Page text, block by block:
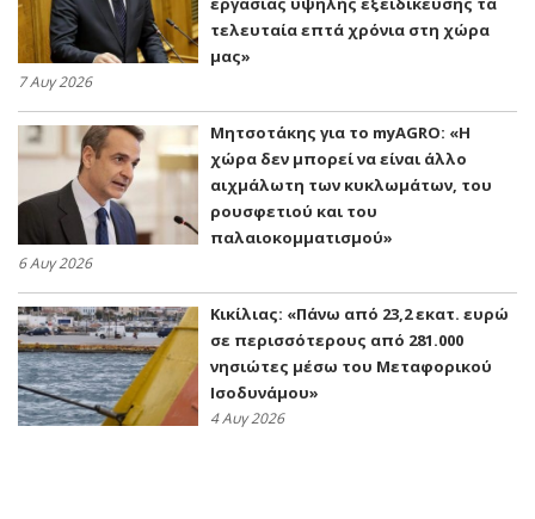
τελευταία επτά χρόνια στη χώρα
μας»
7 Αυγ 2026
Μητσοτάκης για το myAGRO: «Η
χώρα δεν μπορεί να είναι άλλο
αιχμάλωτη των κυκλωμάτων, του
ρουσφετιού και του
παλαιοκομματισμού»
6 Αυγ 2026
Κικίλιας: «Πάνω από 23,2 εκατ. ευρώ
σε περισσότερους από 281.000
νησιώτες μέσω του Μεταφορικού
Ισοδυνάμου»
4 Αυγ 2026